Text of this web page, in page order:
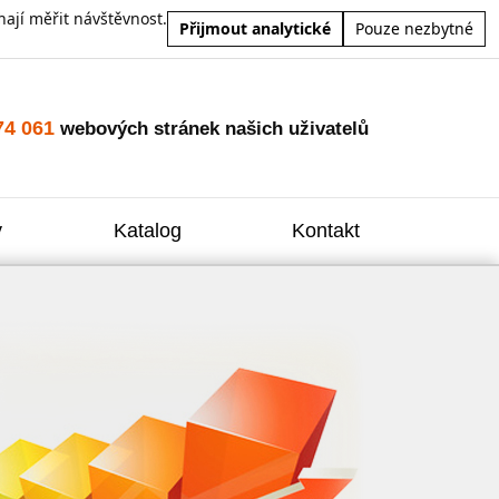
měřit návštěvnost.
Přijmout analytické Pouze nezbytné
061 webových stránek našich uživatelů
Katalog Kontakt